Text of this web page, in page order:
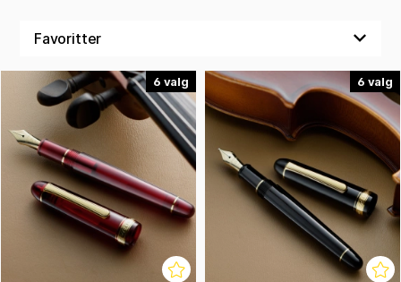
behagelige greb, der giver en god skrivebalance, et jævnt
Under produktionen af Century er Platinum gået tilbage til
den konstruktive kritik, der blev modtaget på tidligere serier,
og har på baggrund af kundeønsker gennemgået alle dele af
pennen, og resultatet blev Century - modellen, der hylder og
tilfredsstiller markedets behov i alle detaljer!
6 6